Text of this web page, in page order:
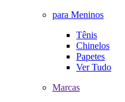
para Meninos
Tênis
Chinelos
Papetes
Ver Tudo
Marcas